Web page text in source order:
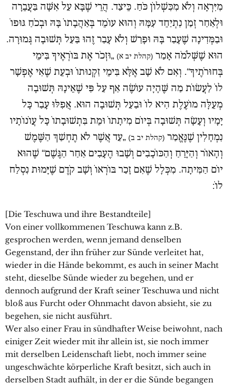
מִיִּרְאָה וְלֹא מִכִּשְׁלוֹן כֹּחַ. כֵּיצַד. הֲרֵי שֶׁבָּא עַל אִשָּׁה בַּעֲבֵרָה
וּלְאַחַר זְמַן נִתְיַחֵד עִמָּהּ וְהוּא עוֹמֵד בְּאַהֲבָתוֹ בָּהּ וּבְכֹחַ גּוּפוֹ
וּבַמְּדִינָה שֶׁעָבַר בָּהּ וּפָרַשׁ וְלֹא עָבַר זֶהוּ בַּעַל תְּשׁוּבָה גְּמוּרָה.
הוּא שֶׁשְּׁלֹמֹה אָמַר (קהלת יב א) „וּזְכֹר אֶת בּוֹרְאֶיךָ בִּימֵי
בְּחוּרֹתֶיךָ“. וְאִם לֹא שָׁב אֶלָּא בִּימֵי זִקְנוּתוֹ וּבְעֵת שֶׁאִי אֶפְשָׁר
לוֹ לַעֲשׂוֹת מַה שֶּׁהָיָה עוֹשֶׂה אַף עַל פִּי שֶׁאֵינָהּ תְּשׁוּבָה
מְעֵלָּה מוֹעֶלֶת הִיא לוֹ וּבַעַל תְּשׁוּבָה הוּא. אֲפִלּוּ עָבַר כָּל
יָמָיו וְעָשָׂה תְּשׁוּבָה בְּיוֹם מִיתָתוֹ וּמֵת בִּתְשׁוּבָתוֹ כָּל עֲוֹנוֹתָיו
נִמְחָלִין שֶׁנֶּאֱמַר (קהלת יב ב) „עַד אֲשֶׁר לֹא תֶחְשַׁךְ הַשֶּׁמֶשׁ
וְהָאוֹר וְהַיָּרֵחַ וְהַכּוֹכָבִים וְשָׁבוּ הֶעָבִים אַחַר הַגֶּשֶׁם“ שֶׁהוּא
יוֹם הַמִּיתָה. מִכְּלָל שֶׁאִם זָכַר בּוֹרְאוֹ וְשָׁב קֹדֶם שֶׁיָּמוּת נִסְלַח
לוֹ:
[Die Teschuwa und ihre Bestandteile]
Von einer vollkommenen Teschuwa kann z.B.
gesprochen werden, wenn jemand denselben
Gegenstand, der ihn früher zur Sünde verleitet hat,
wieder in die Hände bekommt, es auch in seiner Macht
steht, dieselbe Sünde wieder zu begehen, und er
dennoch aufgrund der Kraft seiner Teschuwa und nicht
bloß aus Furcht oder Ohnmacht davon absieht, sie zu
begehen, sie nicht ausführt.
Wer also einer Frau in sündhafter Weise beiwohnt, nach
einiger Zeit wieder mit ihr allein ist, sie noch immer
mit derselben Leidenschaft liebt, noch immer seine
ungeschwächte körperliche Kraft besitzt, sich auch in
derselben Stadt aufhält, in der er die Sünde begangen